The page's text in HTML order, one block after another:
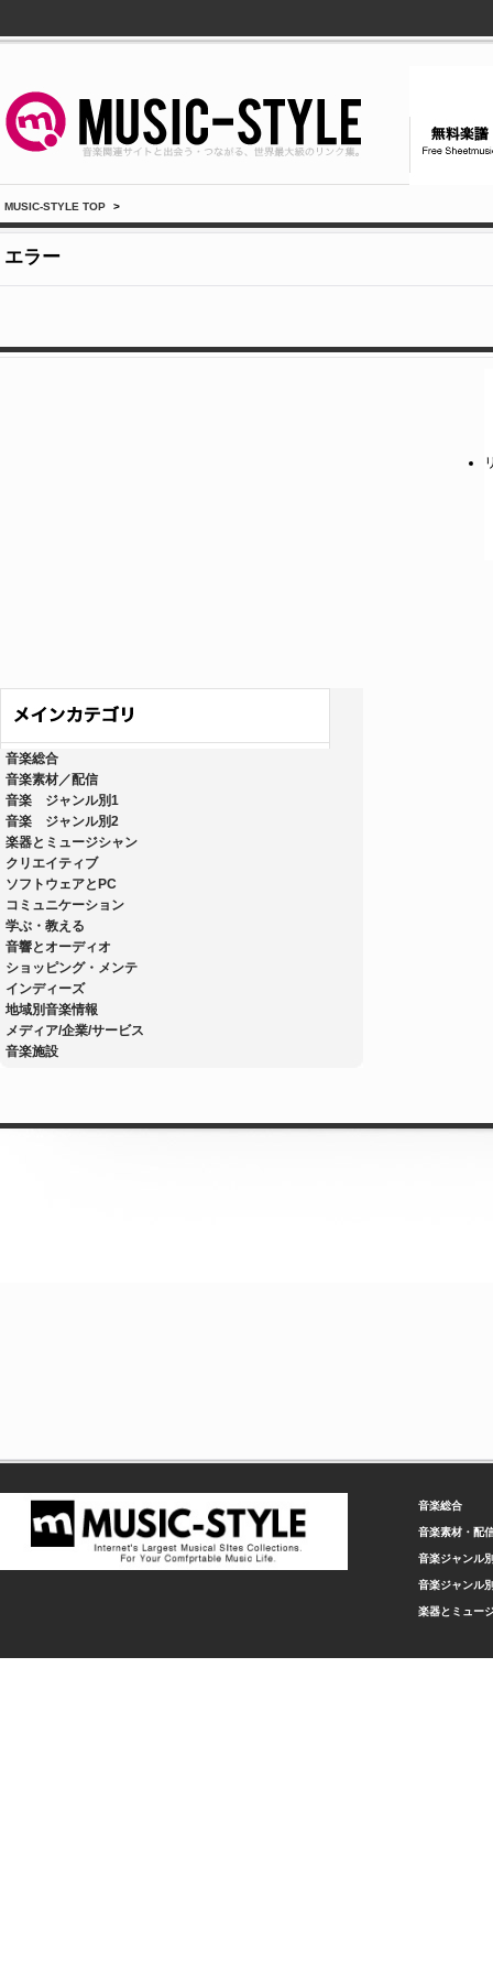
MUSIC-STYLE TOP >
エラー
音楽総合
音楽素材／配信
音楽 ジャンル別1
音楽 ジャンル別2
楽器とミュージシャン
クリエイティブ
ソフトウェアとPC
コミュニケーション
学ぶ・教える
音響とオーディオ
ショッピング・メンテ
インディーズ
地域別音楽情報
メディア/企業/サービス
音楽施設
音楽総合
音楽素材・配
音楽ジャンル
音楽ジャンル
楽器とミュー